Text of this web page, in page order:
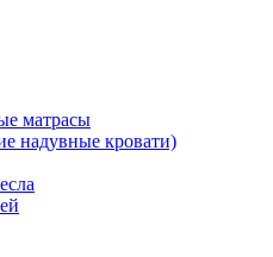
матрасы
надувные кровати)